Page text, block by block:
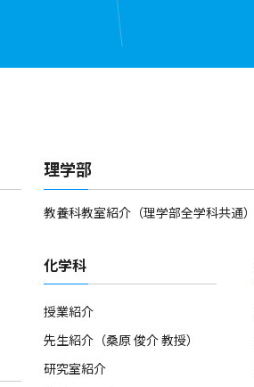
理学部
教養科教室紹介（理学部全学科共通）
化学科
授業紹介
先生紹介（桑原 俊介 教授）
研究室紹介